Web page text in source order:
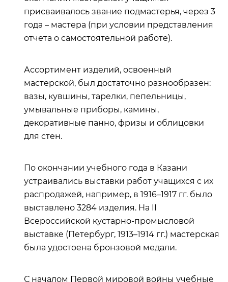
присваивалось звание подмастерья, через 3
года – мастера (при условии представления
отчета о самостоятельной работе).
Ассортимент изделий, освоенный
мастерской, был достаточно разнообразен:
вазы, кувшины, тарелки, пепельницы,
умывальные приборы, камины,
декоративные панно, фризы и облицовки
для стен.
По окончании учебного года в Казани
устраивались выставки работ учащихся с их
распродажей, например, в 1916–1917 гг. было
выставлено 3284 изделия. На II
Всероссийской кустарно-промысловой
выставке (Петербург, 1913–1914 гг.) мастерская
была удостоена бронзовой медали.
С началом Первой мировой войны учебные